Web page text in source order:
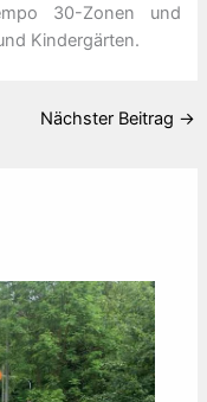
30-Zonen und
Kindergärten.
Nächster Beitrag →